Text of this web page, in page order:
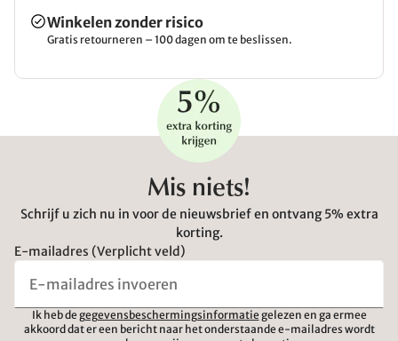
Winkelen zonder risico
Gratis retourneren – 100 dagen om te beslissen.
Mis niets!
Schrijf u zich nu in voor de nieuwsbrief en ontvang 5% extra
korting.
E-mailadres (Verplicht veld)
Ik heb de gegevensbeschermingsinformatie gelezen en ga ermee
akkoord dat er een bericht naar het onderstaande e-mailadres wordt